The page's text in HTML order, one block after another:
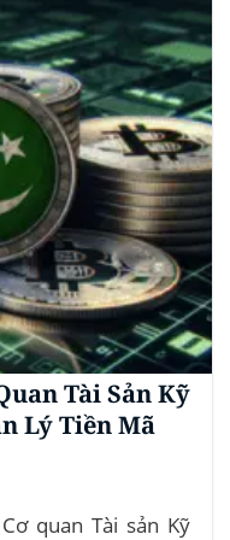
của...
Tài Sản Kỹ
Lý Tiền Mã
quan Tài sản Kỹ